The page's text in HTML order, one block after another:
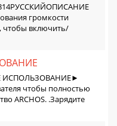
громкости
чтобы включить/
ИСПОЛЬЗОВАНИЕ►
чтобы полностью
ARCHOS. .Зарядите